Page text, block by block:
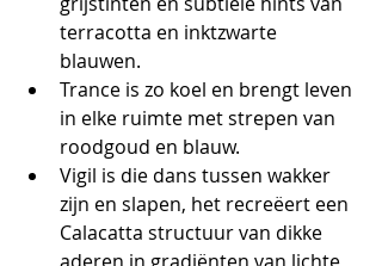
terracotta en inktzwarte
blauwen.
Trance is zo koel en brengt leven
in elke ruimte met strepen van
roodgoud en blauw.
Vigil is die dans tussen wakker
zijn en slapen, het recreëert een
Calacatta structuur van dikke